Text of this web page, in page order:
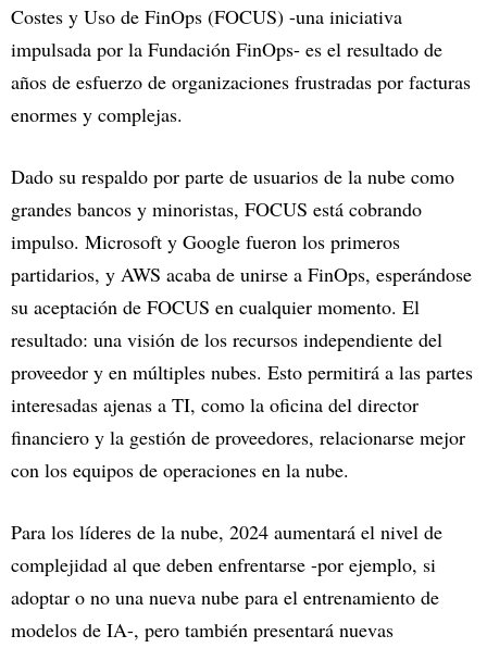
Costes y Uso de FinOps (FOCUS) -una iniciativa
impulsada por la Fundación FinOps- es el resultado de
años de esfuerzo de organizaciones frustradas por facturas
enormes y complejas.
Dado su respaldo por parte de usuarios de la nube como
grandes bancos y minoristas, FOCUS está cobrando
impulso. Microsoft y Google fueron los primeros
partidarios, y AWS acaba de unirse a FinOps, esperándose
su aceptación de FOCUS en cualquier momento. El
resultado: una visión de los recursos independiente del
proveedor y en múltiples nubes. Esto permitirá a las partes
interesadas ajenas a TI, como la oficina del director
financiero y la gestión de proveedores, relacionarse mejor
con los equipos de operaciones en la nube.
Para los líderes de la nube, 2024 aumentará el nivel de
complejidad al que deben enfrentarse -por ejemplo, si
adoptar o no una nueva nube para el entrenamiento de
modelos de IA-, pero también presentará nuevas